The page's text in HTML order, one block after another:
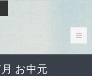
お中元